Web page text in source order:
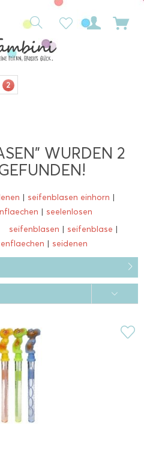
2
WURDEN 2
| seifenblasen einhorn |
| seelenlosen
seifenblasen | seifenblase |
| seidenen